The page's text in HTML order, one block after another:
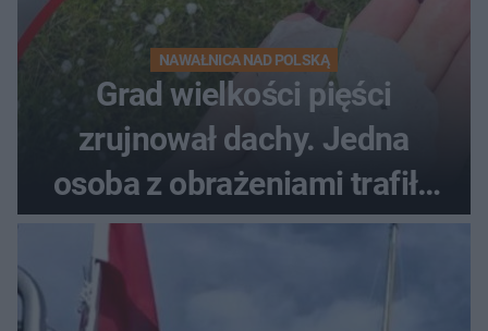
NAWAŁNICA NAD POLSKĄ
Grad wielkości pięści
zrujnował dachy. Jedna
osoba z obrażeniami trafiła
do szpitala